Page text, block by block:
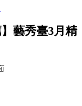
】藝秀臺3月精